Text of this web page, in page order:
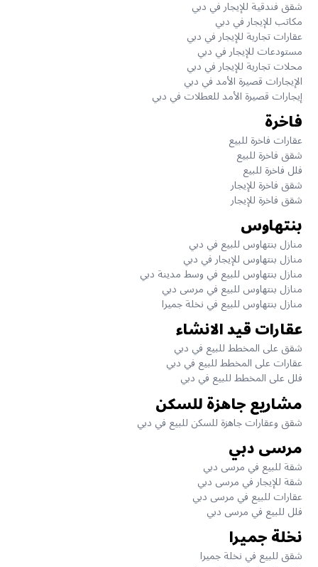
شقق فندقية للإيجار في دبي
مكاتب للإيجار في دبي
عقارات تجارية للإيجار في دبي
مستودعات للإيجار في دبي
محلات تجارية للإيجار في دبي
الإيجارات قصيرة الأمد في دبي
إيجارات قصيرة الأمد للعطلات في دبي
فاخرة
عقارات فاخرة للبيع
شقق فاخرة للبيع
فلل فاخرة للبيع
شقق فاخرة للإيجار
شقق فاخرة للإيجار
بنتهاوس
منازل بنتهاوس للبيع في دبي
منازل بنتهاوس للإيجار في دبي
منازل بنتهاوس للبيع في وسط مدينة دبي
منازل بنتهاوس للبيع في مرسى دبي
منازل بنتهاوس للبيع في نخلة جميرا
عقارات قيد الانشاء
شقق على المخطط للبيع في دبي
عقارات على المخطط للبيع في دبي
فلل على المخطط للبيع في دبي
مشاريع جاهزة للسكن
شقق وعقارات جاهزة للسكن للبيع في دبي
مرسى دبي
شقة للبيع في مرسى دبي
شقة للإيجار في مرسى دبي
عقارات للبيع في مرسى دبي
فلل للبيع في مرسى دبي
نخلة جميرا
شقق للبيع في نخلة جميرا